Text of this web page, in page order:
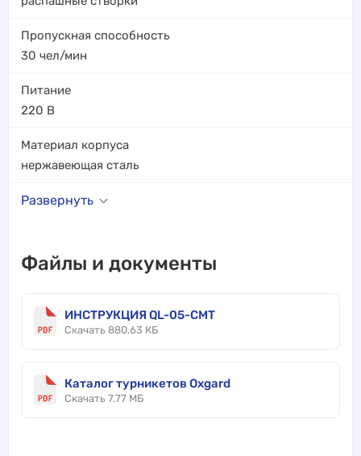
Пропускная способность
30 чел/мин
Питание
220 В
Материал корпуса
нержавеющая сталь
Развернуть
Файлы и документы
ИНСТРУКЦИЯ QL-05-CMT
Скачать 880.63 КБ
Каталог турникетов Oxgard
Скачать 7.77 МБ